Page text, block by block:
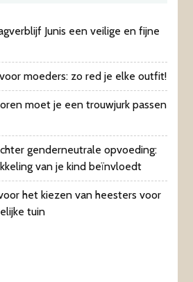
Junis een veilige en fijne
moeders: zo red je elke outfit!
moet je een trouwjurk passen
genderneutrale opvoeding:
van je kind beïnvloedt
het kiezen van heesters voor
tuin